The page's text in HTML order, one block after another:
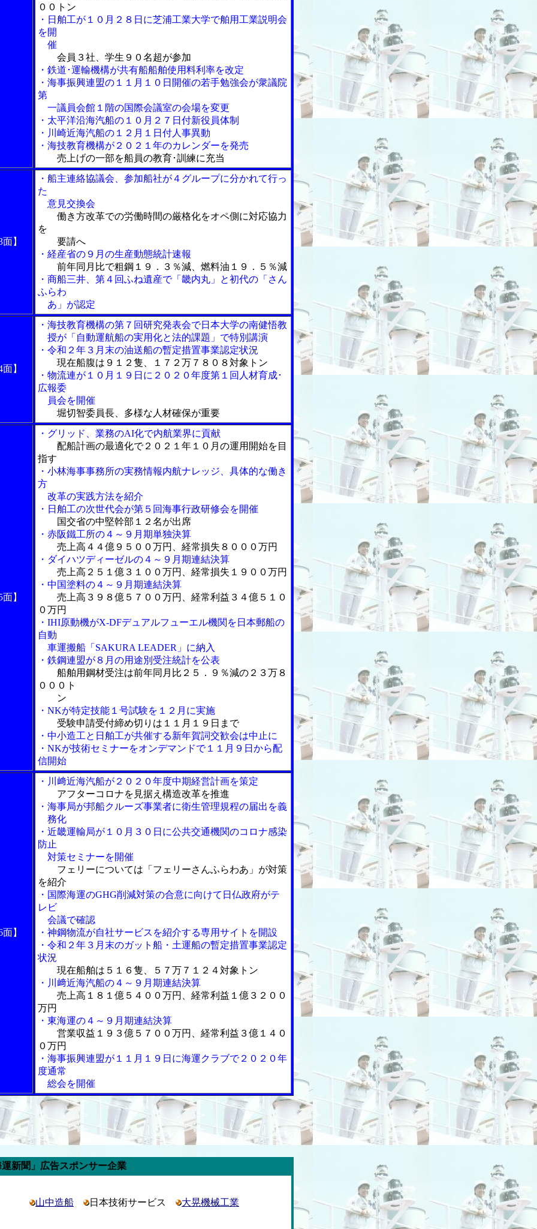
００トン
・日舶工が１０月２８日に芝浦工業大学で舶用工業説明会
を開
催
会員３社、学生９０名超が参加
・鉄道･運輸機構が共有船船舶使用料利率を改定
・海事振興連盟の１１月１０日開催の若手勉強会が衆議院
第
一議員会館１階の国際会議室の会場を変更
・太平洋沿海汽船の１０月２７日付新役員体制
・川崎近海汽船の１２月１日付人事異動
・海技教育機構が２０２１年のカレンダーを発売
売上げの一部を船員の教育･訓練に充当
】
・船主連絡協議会、参加船社が４グループに分かれて行っ
た
意見交換会
働き方改革での労働時間の厳格化をオペ側に対応協力
を
要請へ
・経産省の９月の生産動態統計速報
前年同月比で粗鋼１９．３％減、燃料油１９．５％減
・商船三井、第４回ふね遺産で「畿内丸」と初代の「さん
ふらわ
あ」が認定
】
・海技教育機構の第７回研究発表会で日本大学の南健悟教
授が「自動運航船の実用化と法的課題」で特別講演
・令和２年３月末の油送船の暫定措置事業認定状況
現在船腹は９１２隻、１７２万７８０８対象トン
・物流連が１０月１９日に２０２０年度第１回人材育成･
広報委
員会を開催
堀切智委員長、多様な人材確保が重要
】
・グリッド、業務のAI化で内航業界に貢献
配船計画の最適化で２０２１年１０月の運用開始を目
指す
・小林海事事務所の実務情報内航ナレッジ、具体的な働き
方
改革の実践方法を紹介
・日舶工の次世代会が第５回海事行政研修会を開催
国交省の中堅幹部１２名が出席
・赤阪鐵工所の４～９月期単独決算
売上高４４億９５００万円、経常損失８０００万円
・ダイハツディーゼルの４～９月期連結決算
売上高２５１億３１００万円、経常損失１９００万円
・中国塗料の４～９月期連結決算
売上高３９８億５７００万円、経常利益３４億５１０
０万円
・IHI原動機がX-DFデュアルフューエル機関を日本郵船の
自動
車運搬船「SAKURA LEADER」に納入
・鉄鋼連盟が８月の用途別受注統計を公表
船舶用鋼材受注は前年同月比２５．９％減の２３万８
０００ト
ン
・NKが特定技能１号試験を１２月に実施
受験申請受付締め切りは１１月１９日まで
・中小造工と日舶工が共催する新年賀詞交歓会は中止に
・NKが技術セミナーをオンデマンドで１１月９日から配
信開始
】
・川﨑近海汽船が２０２０年度中期経営計画を策定
アフターコロナを見据え構造改革を推進
・海事局が邦船クルーズ事業者に衛生管理規程の届出を義
務化
・近畿運輸局が１０月３０日に公共交通機関のコロナ感染
防止
対策セミナーを開催
フェリーについては「フェリーさんふらわあ」が対策
を紹介
・国際海運のGHG削減対策の合意に向けて日仏政府がテ
レビ
会議で確認
・神鋼物流が自社サービスを紹介する専用サイトを開設
・令和２年３月末のガット船・土運船の暫定措置事業認定
状況
現在船舶は５１６隻、５７万７１２４対象トン
・川﨑近海汽船の４～９月期連結決算
売上高１８１億５４００万円、経常利益１億３２００
万円
・東海運の４～９月期連結決算
営業収益１９３億５７００万円、経常利益３億１４０
０万円
・海事振興連盟が１１月１９日に海運クラブで２０２０年
度通常
総会を開催
ポンサー企業
山中造船 日本技術サービス 大晃機械工業